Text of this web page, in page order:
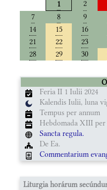
1
2
7
8 9
14
15 16
21
22 23
28
29 30
Feria II 1 Iulii 2024
Kalendis Iulii, luna
Tempus per annum
Hebdomada XIII per
Sancta regula.
De Ea.
Commentarium
Liturgia horárum